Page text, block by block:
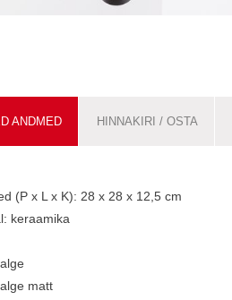
ANDMED HINNAKIRI / OSTA
(P x L x K): 28 x 28 x 12,5 cm
keraamika
matt